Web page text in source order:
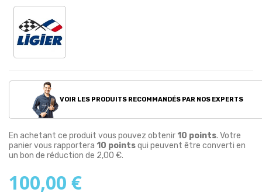
VOIR LES PRODUITS RECOMMANDÉS PAR NOS EXPERTS
En achetant ce produit vous pouvez obtenir 10 points. Votre
panier vous rapportera 10 pointsqui peuvent être converti en
un bon de réduction de 2,00 €.
100,00 €